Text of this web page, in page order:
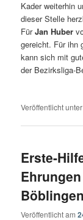
Kader weiterhin
dieser Stelle
FürJan Huber
gereicht. Für ihn
kann sich mit
der Bezirksliga-
Veröffentlicht unter
Erste-
Veröffentlicht am